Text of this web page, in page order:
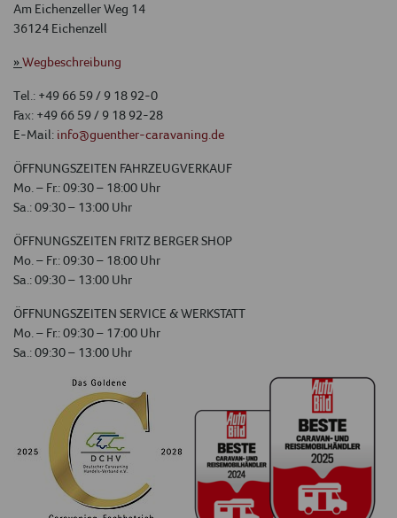
Am Eichenzeller Weg 14
36124 Eichenzell
»Wegbeschreibung
Tel.: +49 66 59 / 9 18 92-0
Fax: +49 66 59 / 9 18 92-28
E-Mail: info@guenther-caravaning.de
ÖFFNUNGSZEITEN FAHRZEUGVERKAUF
Mo. – Fr.: 09:30 – 18:00 Uhr
Sa.: 09:30 – 13:00 Uhr
ÖFFNUNGSZEITEN FRITZ BERGER SHOP
Mo. – Fr.: 09:30 – 18:00 Uhr
Sa.: 09:30 – 13:00 Uhr
ÖFFNUNGSZEITEN SERVICE & WERKSTATT
Mo. – Fr.: 09:30 – 17:00 Uhr
Sa.: 09:30 – 13:00 Uhr